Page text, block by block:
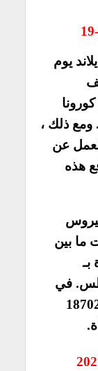
19 في تايلاند يوم
ومع ذلك ،
عن
هذه
ما بين
بـ
في
، أبلغت الحكومة عن 18702